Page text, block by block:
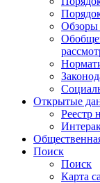
Обзоры
Открытые
Реестр
Поиск
Поиск
Карта